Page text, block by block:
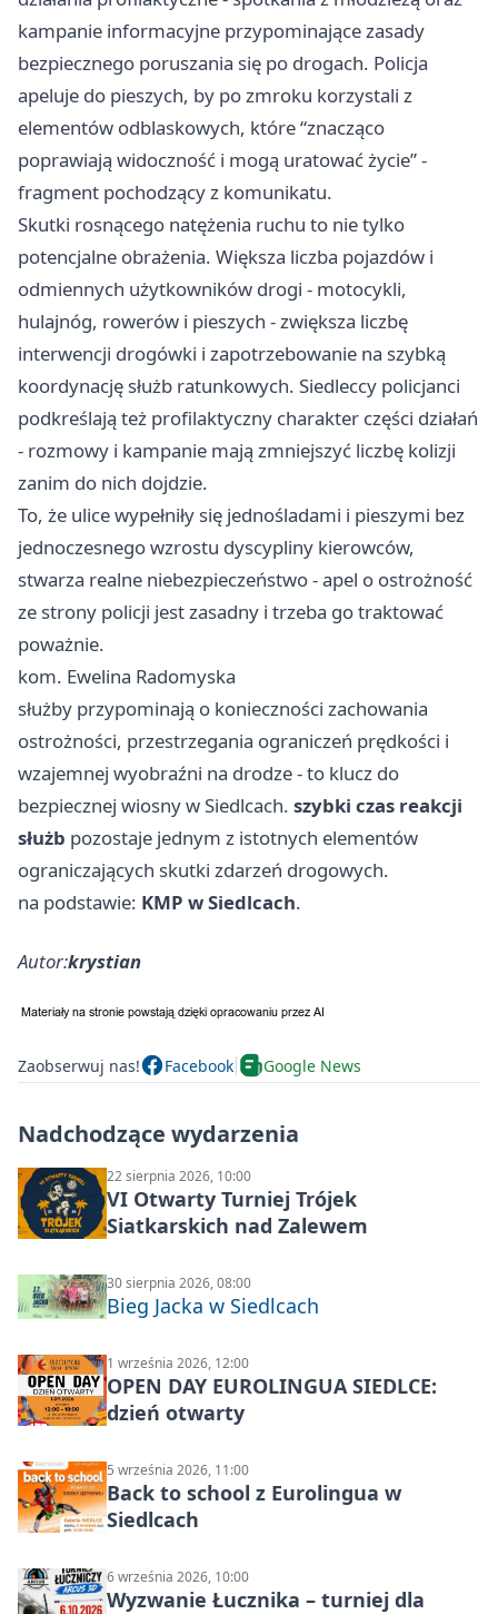
kampanie informacyjne przypominające zasady
bezpiecznego poruszania się po drogach. Policja
apeluje do pieszych, by po zmroku korzystali z
elementów odblaskowych, które “znacząco
poprawiają widoczność i mogą uratować życie” -
fragment pochodzący z komunikatu.
Skutki rosnącego natężenia ruchu to nie tylko
potencjalne obrażenia. Większa liczba pojazdów i
odmiennych użytkowników drogi - motocykli,
hulajnóg, rowerów i pieszych - zwiększa liczbę
interwencji drogówki i zapotrzebowanie na szybką
koordynację służb ratunkowych. Siedleccy policjanci
podkreślają też profilaktyczny charakter części działań
- rozmowy i kampanie mają zmniejszyć liczbę kolizji
zanim do nich dojdzie.
To, że ulice wypełniły się jednośladami i pieszymi bez
jednoczesnego wzrostu dyscypliny kierowców,
stwarza realne niebezpieczeństwo - apel o ostrożność
ze strony policji jest zasadny i trzeba go traktować
poważnie.
kom. Ewelina Radomyska
służby przypominają o konieczności zachowania
ostrożności, przestrzegania ograniczeń prędkości i
wzajemnej wyobraźni na drodze - to klucz do
bezpiecznej wiosny w Siedlcach. szybki czas reakcji
służb pozostaje jednym z istotnych elementów
ograniczających skutki zdarzeń drogowych.
na podstawie: KMP w Siedlcach.
Autor:krystian
Zaobserwuj nas! Facebook Google News
Nadchodzące wydarzenia
22 sierpnia 2026, 10:00
VI Otwarty Turniej Trójek
Siatkarskich nad Zalewem
30 sierpnia 2026, 08:00
Bieg Jacka w Siedlcach
1 września 2026, 12:00
OPEN DAY EUROLINGUA SIEDLCE:
dzień otwarty
5 września 2026, 11:00
Back to school z Eurolingua w
Siedlcach
6 września 2026, 10:00
Wyzwanie Łucznika – turniej dla